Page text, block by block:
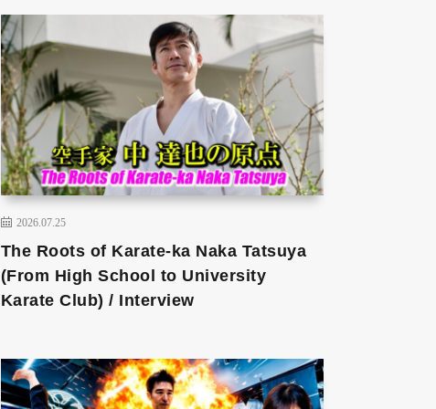
2026.07.25
The Roots of Karate-ka Naka Tatsuya
(From High School to University
Karate Club) / Interview